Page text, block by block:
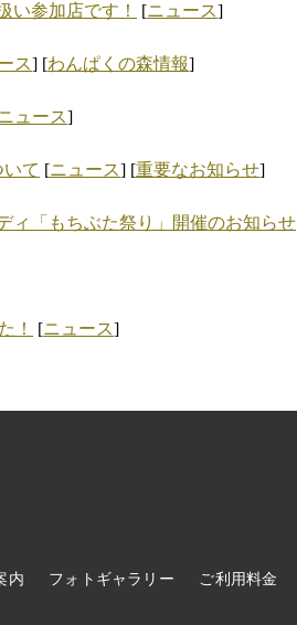
い参加店です！ [ニュース]
ス] [わんぱくの森情報]
ュース]
て [ニュース] [重要なお知らせ]
ィ「もちぶた祭り」開催のお知らせ
！ [ニュース]
内 フォトギャラリー ご利用料金